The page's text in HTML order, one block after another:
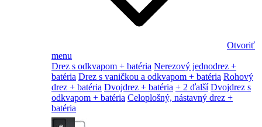
Otvoriť
menu
Drez s odkvapom + batéria Nerezový jednodrez +
batéria Drez s vaničkou a odkvapom + batéria Rohový
drez + batéria Dvojdrez + batéria + 2 ďalší Dvojdrez s
odkvapom + batéria Celoplošný, nástavný drez +
batéria